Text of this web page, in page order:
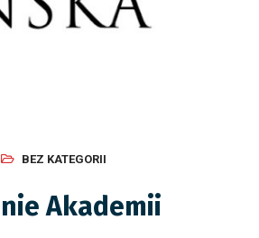
BEZ KATEGORII
Akademii